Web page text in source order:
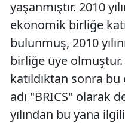
yaşanmıştır. 2010
ekonomik birliğe
bulunmuş, 2010
birliğe üye
katıldıktan sonra
adı "BRICS" olarak
yılından bu yana